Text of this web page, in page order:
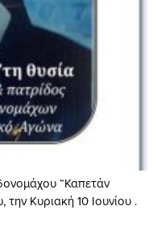
“Καπετάν
Κυριακή 10 Ιουνίου .